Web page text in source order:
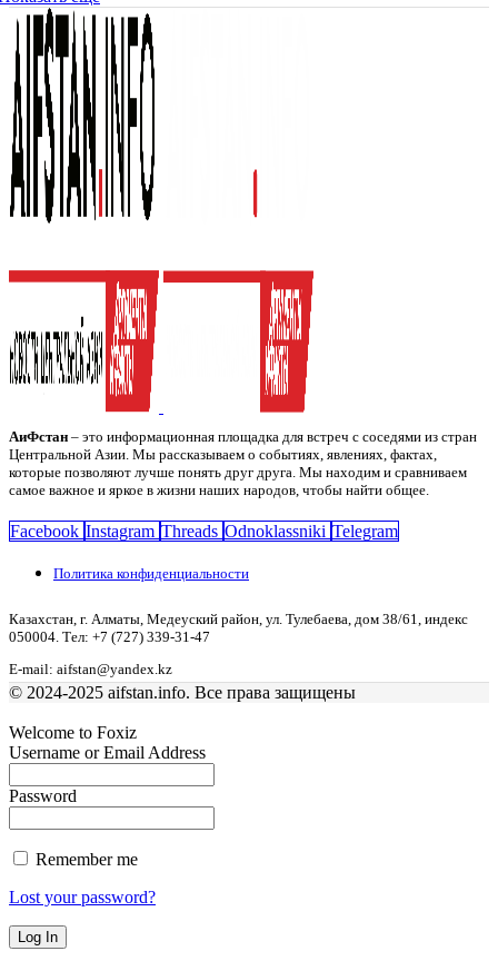
АиФстан – это информационная площадка для встреч с соседями из стран
Центральной Азии. Мы рассказываем о событиях, явлениях, фактах,
которые позволяют лучше понять друг друга. Мы находим и сравниваем
самое важное и яркое в жизни наших народов, чтобы найти общее.
Facebook Instagram Threads Odnoklassniki Telegram
Политика конфиденциальности
Казахстан, г. Алматы, Медеуский район, ул. Тулебаева, дом 38/61, индекс
050004. Тел: +7 (727) 339-31-47
E-mail: aifstan@yandex.kz
© 2024-2025 aifstan.info. Все права защищены
Welcome to Foxiz
Username or Email Address
Password
Remember me
Lost your password?